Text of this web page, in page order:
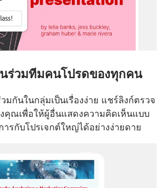
นร่วมทีมคนโปรดของทุกคน
มกันในกลุ่มเป็นเรื่องง่าย แชร์ลิงก์ตรวจ
คุณเพื่อให้ผู้อื่นแสดงความคิดเห็นแบบ
ารกับโปรเจกต์ใหญ่ได้อย่างง่ายดาย